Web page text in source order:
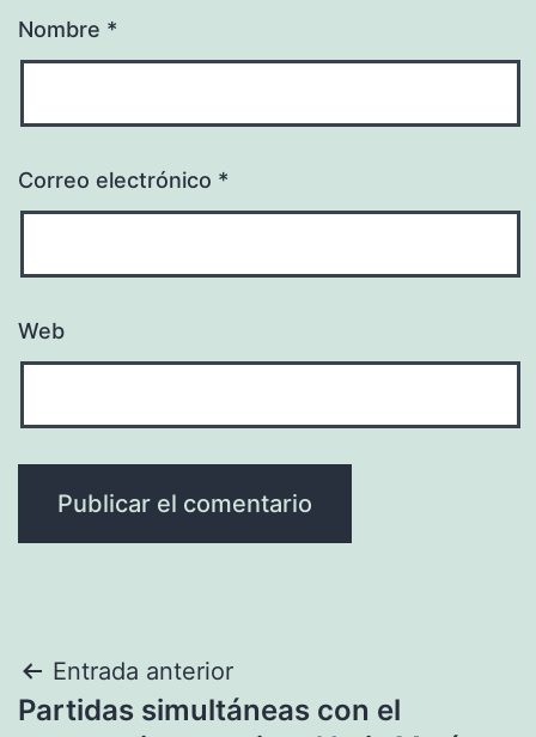
Nombre *
Correo electrónico *
Web
Navegación
Entrada anterior
Partidas simultáneas con el